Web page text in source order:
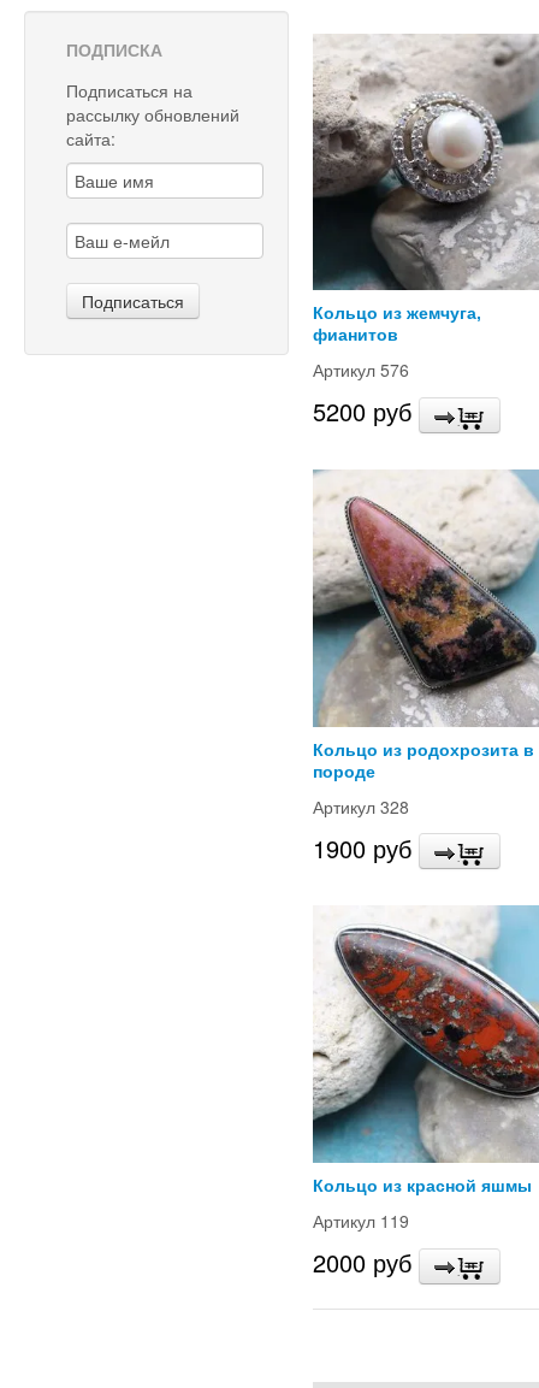
ПОДПИСКА
Подписаться на
рассылку обновлений
сайта:
Кольцо из жемчуга,
фианитов
Артикул 576
5200 руб
Кольцо из родохрозита в
породе
Артикул 328
1900 руб
Кольцо из красной яшмы
Артикул 119
2000 руб